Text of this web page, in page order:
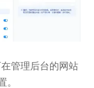
管理后台的网站
。